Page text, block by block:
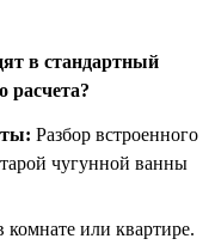
в стандартный
расчета?
Разбор встроенного
чугунной ванны
комнате или квартире.